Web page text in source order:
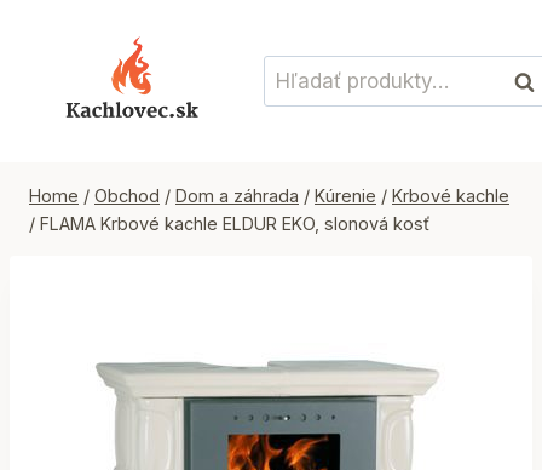
Hľadať:
Home / Obchod / Dom a záhrada / Kúrenie / Krbové kachle
/ FLAMA Krbové kachle ELDUR EKO, slonová kosť